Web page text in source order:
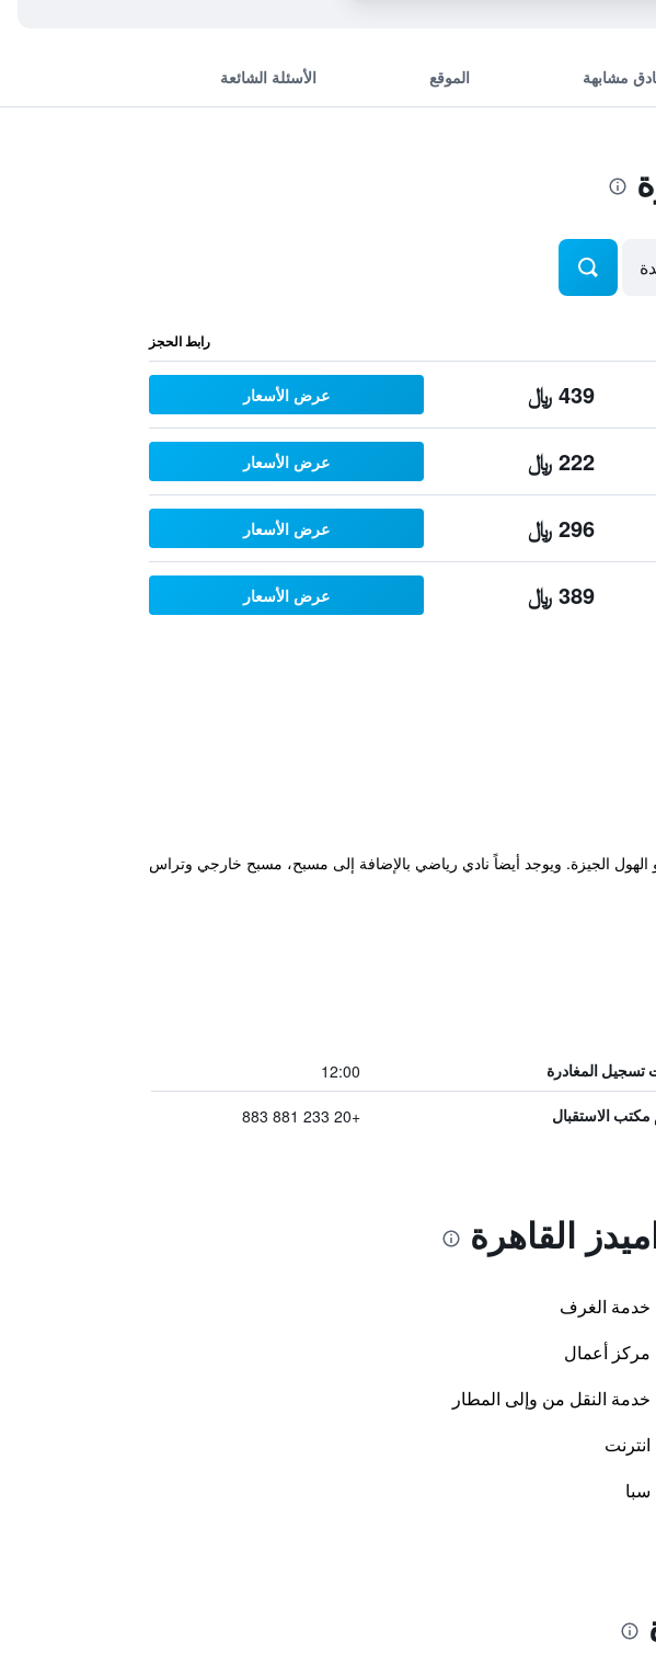
مشابهة الموقع الأسئلة الشائعة
رابط الحجز
439 ﷼ عرض الأسعار
222 ﷼ عرض الأسعار
296 ﷼ عرض الأسعار
389 ﷼ عرض الأسعار
الهول الجيزة. ويوجد أيضاً نادي رياضي بالإضافة إلى مسبح، مسبح خارجي وتراس
تسجيل المغادرة 12:00
مكتب الاستقبال +20 233 881 883
القاهرة
خدمة الغرف
مركز أعمال
خدمة النقل من وإلى المطار
انترنت
سبا